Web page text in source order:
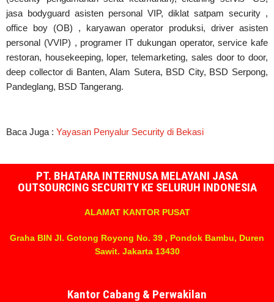
jasa bodyguard asisten personal VIP, diklat satpam security ,
office boy (OB) , karyawan operator produksi, driver asisten
personal (VVIP) , programer IT dukungan operator, service kafe
restoran, housekeeping, loper, telemarketing, sales door to door,
deep collector di Banten, Alam Sutera, BSD City, BSD Serpong,
Pandeglang, BSD Tangerang.
Baca Juga : Yayasan Penyalur Security di Bekasi
PT. BHATARA INTERNUSA MELAYANI JASA
OUTSOURCING SECURITY KE SELURUH INDONESIA
ALAMAT KANTOR PUSAT
Graha BIN Jl. Gotong Royong No. 39 , Pondok Bambu, Duren
Sawit. Jakarta 13430
Kantor Cabang & Perwakilan